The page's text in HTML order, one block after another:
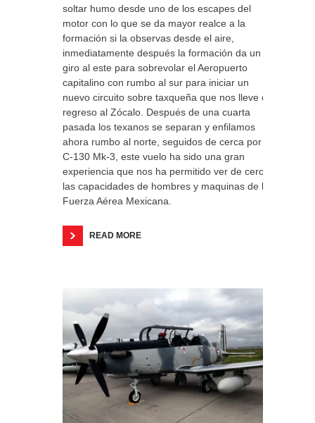
soltar humo desde uno de los escapes del
motor con lo que se da mayor realce a la
formación si la observas desde el aire,
inmediatamente después la formación da un
giro al este para sobrevolar el Aeropuerto
capitalino con rumbo al sur para iniciar un
nuevo circuito sobre taxqueña que nos lleve de
regreso al Zócalo. Después de una cuarta
pasada los texanos se separan y enfilamos
ahora rumbo al norte, seguidos de cerca por el
C-130 Mk-3, este vuelo ha sido una gran
experiencia que nos ha permitido ver de cerca
las capacidades de hombres y maquinas de la
Fuerza Aérea Mexicana.
READ MORE